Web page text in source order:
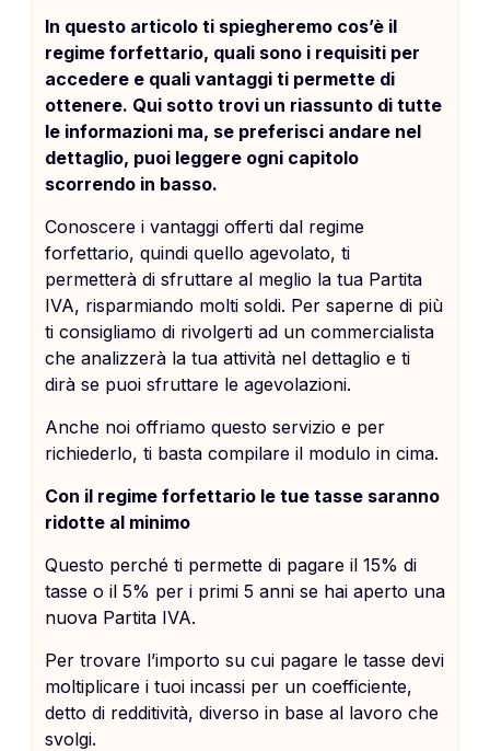
In questo articolo ti spiegheremo cos’è il
regime forfettario, quali sono i requisiti per
accedere e quali vantaggi ti permette di
ottenere. Qui sotto trovi un riassunto di tutte
le informazioni ma, se preferisci andare nel
dettaglio, puoi leggere ogni capitolo
scorrendo in basso.
Conoscere i vantaggi offerti dal regime
forfettario, quindi quello agevolato, ti
permetterà di sfruttare al meglio la tua Partita
IVA, risparmiando molti soldi. Per saperne di più
ti consigliamo di rivolgerti ad un commercialista
che analizzerà la tua attività nel dettaglio e ti
dirà se puoi sfruttare le agevolazioni.
Anche noi offriamo questo servizio e per
richiederlo, ti basta compilare il modulo in cima.
Con il regime forfettario le tue tasse saranno
ridotte al minimo
Questo perché ti permette di pagare il 15% di
tasse o il 5% per i primi 5 anni se hai aperto una
nuova Partita IVA.
Per trovare l’importo su cui pagare le tasse devi
moltiplicare i tuoi incassi per un coefficiente,
detto di redditività, diverso in base al lavoro che
svolgi.